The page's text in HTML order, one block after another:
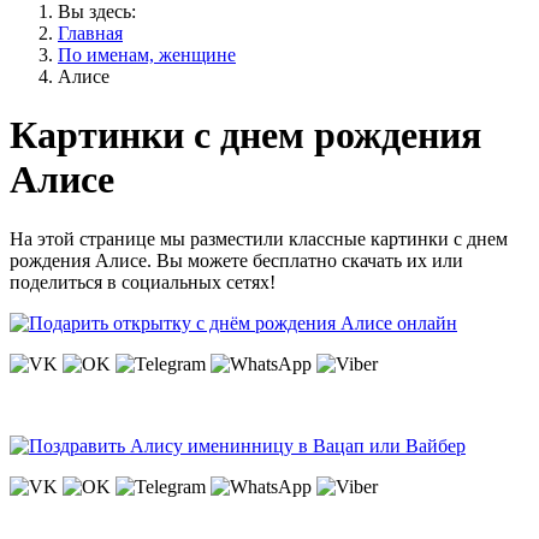
Вы здесь:
Главная
По именам, женщине
Алисе
Картинки с днем рождения
Алисе
На этой странице мы разместили классные картинки с днем
рождения Алисе. Вы можете бесплатно скачать их или
поделиться в социальных сетях!